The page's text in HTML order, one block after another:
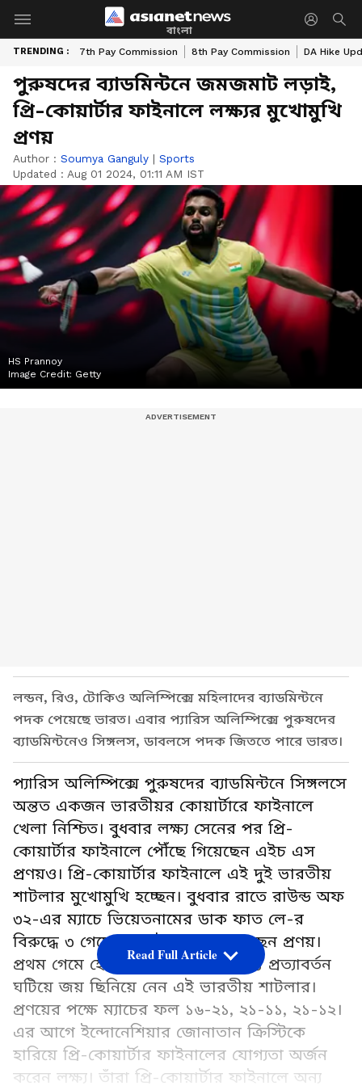
বাংলা
TRENDING : 7th Pay Commission 8th Pay Commission DA Hike
পুরুষদের ব্যাডমিন্টনে জমজমাট লড়াই,
প্রি-কোয়ার্টার ফাইনালে লক্ষ্যর মুখোমুখি
প্রণয়
Author : Soumya Ganguly | Sports
Updated : Aug 01 2024, 01:11 AM IST
HS Prannoy
Image Credit: Getty
লন্ডন, রিও, টোকিও অলিম্পিক্সে মহিলাদের ব্যাডমিন্টনে
পদক পেয়েছে ভারত। এবার প্যারিস অলিম্পিক্সে পুরুষদের
ব্যাডমিন্টনেও সিঙ্গলস, ডাবলসে পদক জিততে পারে ভারত।
প্যারিস অলিম্পিক্সে পুরুষদের ব্যাডমিন্টনে সিঙ্গলসে
অন্তত একজন ভারতীয়র কোয়ার্টারে ফাইনালে
খেলা নিশ্চিত। বুধবার লক্ষ্য সেনের পর প্রি-
কোয়ার্টার ফাইনালে পৌঁছে গিয়েছেন এইচ এস
প্রণয়ও। প্রি-কোয়ার্টার ফাইনালে এই দুই ভারতীয়
শাটলার মুখোমুখি হচ্ছেন। বুধবার রাতে রাউন্ড অফ
৩২-এর ম্যাচে ভিয়েতনামের ডাক ফাত লে-র
বিরুদ্ধে ৩ গেমের লড়াইয়ে জয় পেয়েছেন প্রণয়।
প্রথম গেমে হেরে যাওয়ার পরেও দুর্দান্ত প্রত্যাবর্তন
ঘটিয়ে জয় ছিনিয়ে নেন এই ভারতীয় শাটলার।
প্রণয়ের পক্ষে ম্যাচের ফল ১৬-২১, ২১-১১, ২১-১২।
এর আগে ইন্দোনেশিয়ার জোনাতান ক্রিস্টিকে
হারিয়ে প্রি-কোয়ার্টার ফাইনালের যোগ্যতা অর্জন
করেন লক্ষ্য। তাঁরা প্রি-কোয়ার্টার ফাইনালে অন্য
Read Full Article